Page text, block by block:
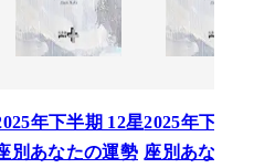
年下半期 12星
別あなたの運勢
2025年下半
座別あなた